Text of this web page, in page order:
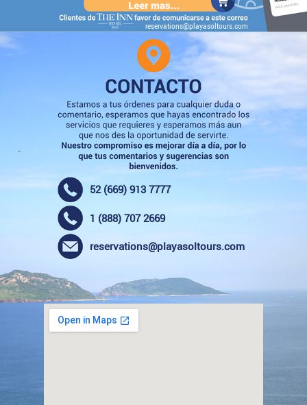
reservations@playasoltours.com
52 (669) 913 7777
1 (888) 707 2669
reservations@playasoltours.com